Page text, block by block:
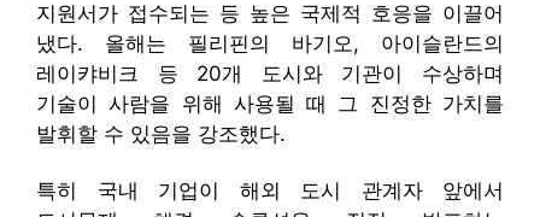
지원서가 접수되는 등 높은 국제적 호응을 이끌어
냈다. 올해는 필리핀의 바기오, 아이슬란드의
레이캬비크 등 20개 도시와 기관이 수상하며
기술이 사람을 위해 사용될 때 그 진정한 가치를
발휘할 수 있음을 강조했다.
특히 국내 기업이 해외 도시 관계자 앞에서